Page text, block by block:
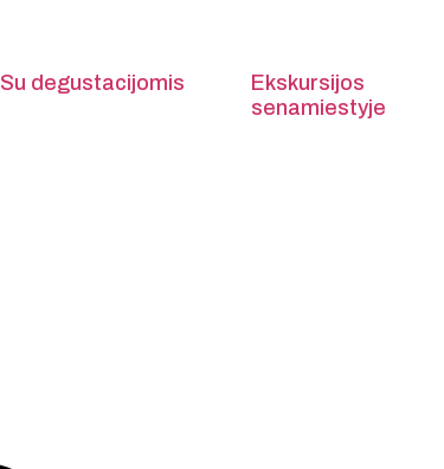
Su degustacijomis
Ekskursijos
senamiestyje